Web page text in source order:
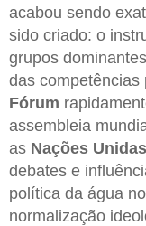
acabou sendo
sido criado: o
grupos
das competências
Fórum
assembleia
as Nações Unidas
debates e
política da água
normalização